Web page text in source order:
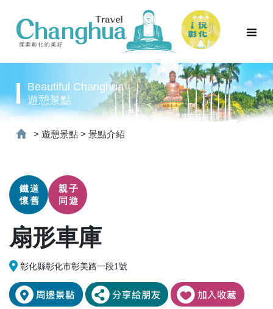
Beautiful Changhua
遊憩景點
> 遊憩景點 > 景點介紹
鐵道
懷舊
親子
同遊
扇形車庫
彰化縣彰化市彰美路一段1號